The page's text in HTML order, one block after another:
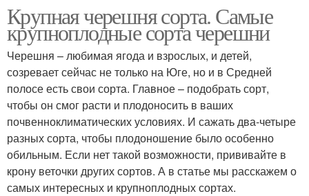
Крупная черешня сорта. Самые
крупноплодные сорта черешни
Черешня – любимая ягода и взрослых, и детей,
созревает сейчас не только на Юге, но и в Средней
полосе есть свои сорта. Главное – подобрать сорт,
чтобы он смог расти и плодоносить в ваших
почвенноклиматических условиях. И сажать два-четыре
разных сорта, чтобы плодоношение было особенно
обильным. Если нет такой возможности, прививайте в
крону веточки других сортов. А в статье мы расскажем о
самых интересных и крупноплодных сортах.